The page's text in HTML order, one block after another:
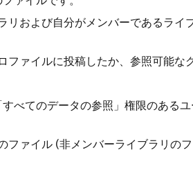
リおよび自分がメンバーであるライ
ァイルに投稿したか、参照可能な
べてのデータの参照」権限のある
ファイル (非メンバーライブラリの